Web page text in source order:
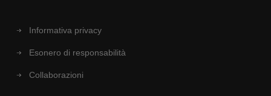
Informativa privacy
Esonero di responsabilità
Collaborazioni